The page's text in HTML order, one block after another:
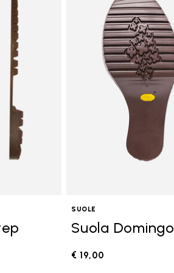
SUOLE
Suola Domingo
€ 19,00